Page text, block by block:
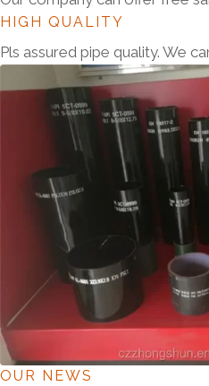
HIGH QUALITY
Pls assured pipe quality. We
OUR NEWS